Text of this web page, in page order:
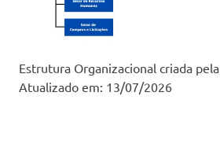
Estrutura Organizacional criada pela
Atualizado em: 13/07/2026